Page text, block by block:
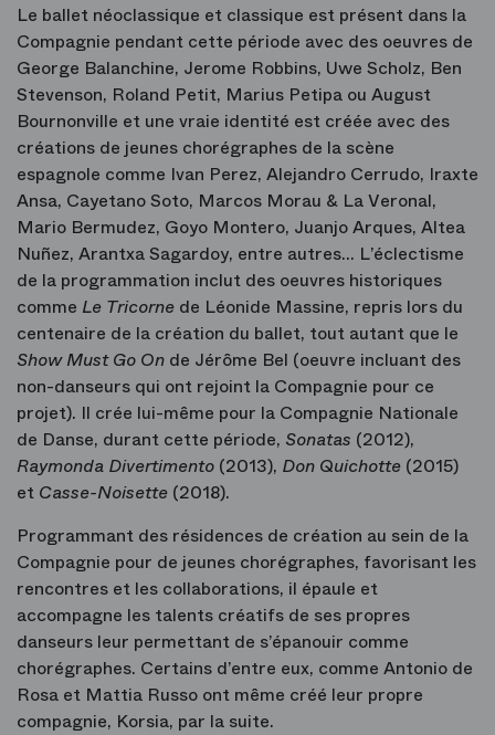
Le ballet néoclassique et classique est présent dans la
Compagnie pendant cette période avec des oeuvres de
George Balanchine, Jerome Robbins, Uwe Scholz, Ben
Stevenson, Roland Petit, Marius Petipa ou August
Bournonville et une vraie identité est créée avec des
créations de jeunes chorégraphes de la scène
espagnole comme Ivan Perez, Alejandro Cerrudo, Iraxte
Ansa, Cayetano Soto, Marcos Morau & La Veronal,
Mario Bermudez, Goyo Montero, Juanjo Arques, Altea
Nuñez, Arantxa Sagardoy, entre autres… L’éclectisme
de la programmation inclut des oeuvres historiques
comme Le Tricorne de Léonide Massine, repris lors du
centenaire de la création du ballet, tout autant que le
Show Must Go On de Jérôme Bel (oeuvre incluant des
non-danseurs qui ont rejoint la Compagnie pour ce
projet). Il crée lui-même pour la Compagnie Nationale
de Danse, durant cette période, Sonatas (2012),
Raymonda Divertimento (2013), Don Quichotte (2015)
et Casse-Noisette (2018).
Programmant des résidences de création au sein de la
Compagnie pour de jeunes chorégraphes, favorisant les
rencontres et les collaborations, il épaule et
accompagne les talents créatifs de ses propres
danseurs leur permettant de s’épanouir comme
chorégraphes. Certains d’entre eux, comme Antonio de
Rosa et Mattia Russo ont même créé leur propre
compagnie, Korsia, par la suite.